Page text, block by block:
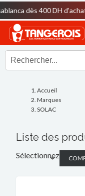
400 DH d’achat !
Accueil
Marques
SOLAC
Liste des
Sélectionnez